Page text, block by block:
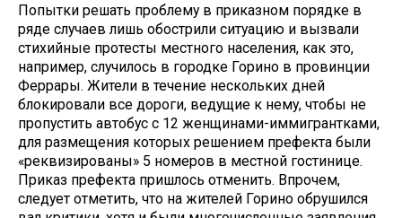
Попытки решать проблему в приказном порядке в
ряде случаев лишь обострили ситуацию и вызвали
стихийные протесты местного населения, как это,
например, случилось в городке Горино в провинции
Феррары. Жители в течение нескольких дней
блокировали все дороги, ведущие к нему, чтобы не
пропустить автобус с 12 женщинами-иммигрантками,
для размещения которых решением префекта были
«реквизированы» 5 номеров в местной гостинице.
Приказ префекта пришлось отменить. Впрочем,
следует отметить, что на жителей Горино обрушился